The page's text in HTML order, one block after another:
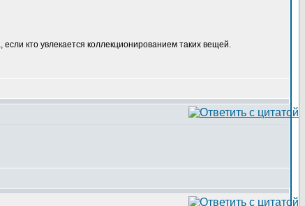
кто увлекается коллекционированием таких вещей.